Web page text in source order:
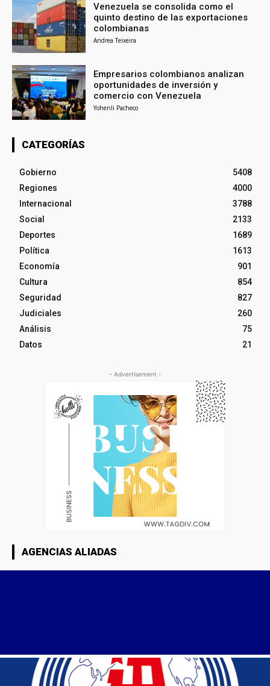
Venezuela se consolida como el
quinto destino de las exportaciones
colombianas
Andrea Teixeira
Empresarios colombianos analizan
oportunidades de inversión y
comercio con Venezuela
Yohenli Pacheco
CATEGORÍAS
Gobierno
5408
Regiones
4000
Internacional
3788
Social
2133
Deportes
1689
Política
1613
Economía
901
Cultura
854
Seguridad
827
Judiciales
260
Análisis
75
Datos
21
- Advertisement -
AGENCIAS ALIADAS